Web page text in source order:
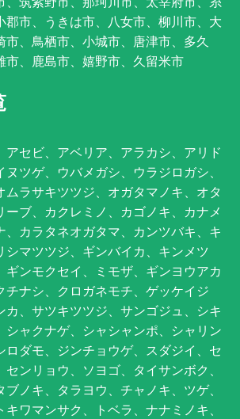
郡市、うきは市、八女市、柳川市、大
市、鳥栖市、小城市、唐津市、多久
市、鹿島市、嬉野市、久留米市
アセビ、アベリア、アラカシ、アリド
ツゲ、ウバメガシ、ウラジロガシ、
ムラサキツツジ、オガタマノキ、オタ
ーブ、カクレミノ、カゴノキ、カナメ
、カラタネオガタマ、カンツバキ、キ
シマツツジ、ギンバイカ、キンメツ
ギンモクセイ、ミモザ、ギンヨウアカ
チナシ、クロガネモチ、ゲッケイジ
カ、サツキツツジ、サンゴジュ、シキ
シャクナゲ、シャシャンポ、シャリン
ロダモ、ジンチョウゲ、スダジイ、セ
ンリョウ、ソヨゴ、タイサンボク、
ノキ、タラヨウ、チャノキ、ツゲ、
キワマンサク、トベラ、ナナミノキ、